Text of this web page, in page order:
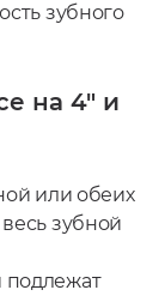
зубного
на 4" и
или обеих
зубной